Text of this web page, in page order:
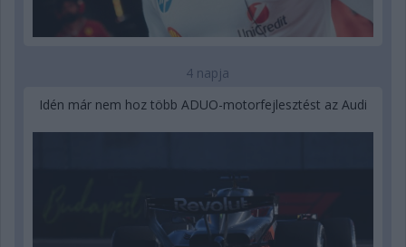
4 napja
Idén már nem hoz több ADUO-motorfejlesztést az Audi